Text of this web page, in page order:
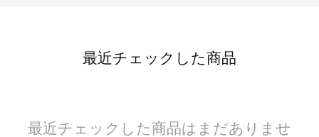
最近チェックした商品
最近チェックした商品はまだありませ